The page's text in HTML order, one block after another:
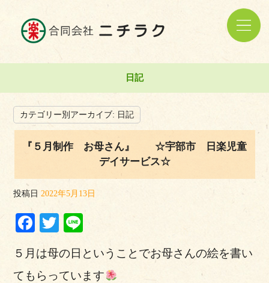
日記
カテゴリー別アーカイブ: 日記
『５月制作 お母さん』 ☆宇部市 日楽児童
デイサービス☆
投稿日 2022年5月13日
Facebook
Twitter
５月は母の日ということでお母さんの絵を書い
てもらっています